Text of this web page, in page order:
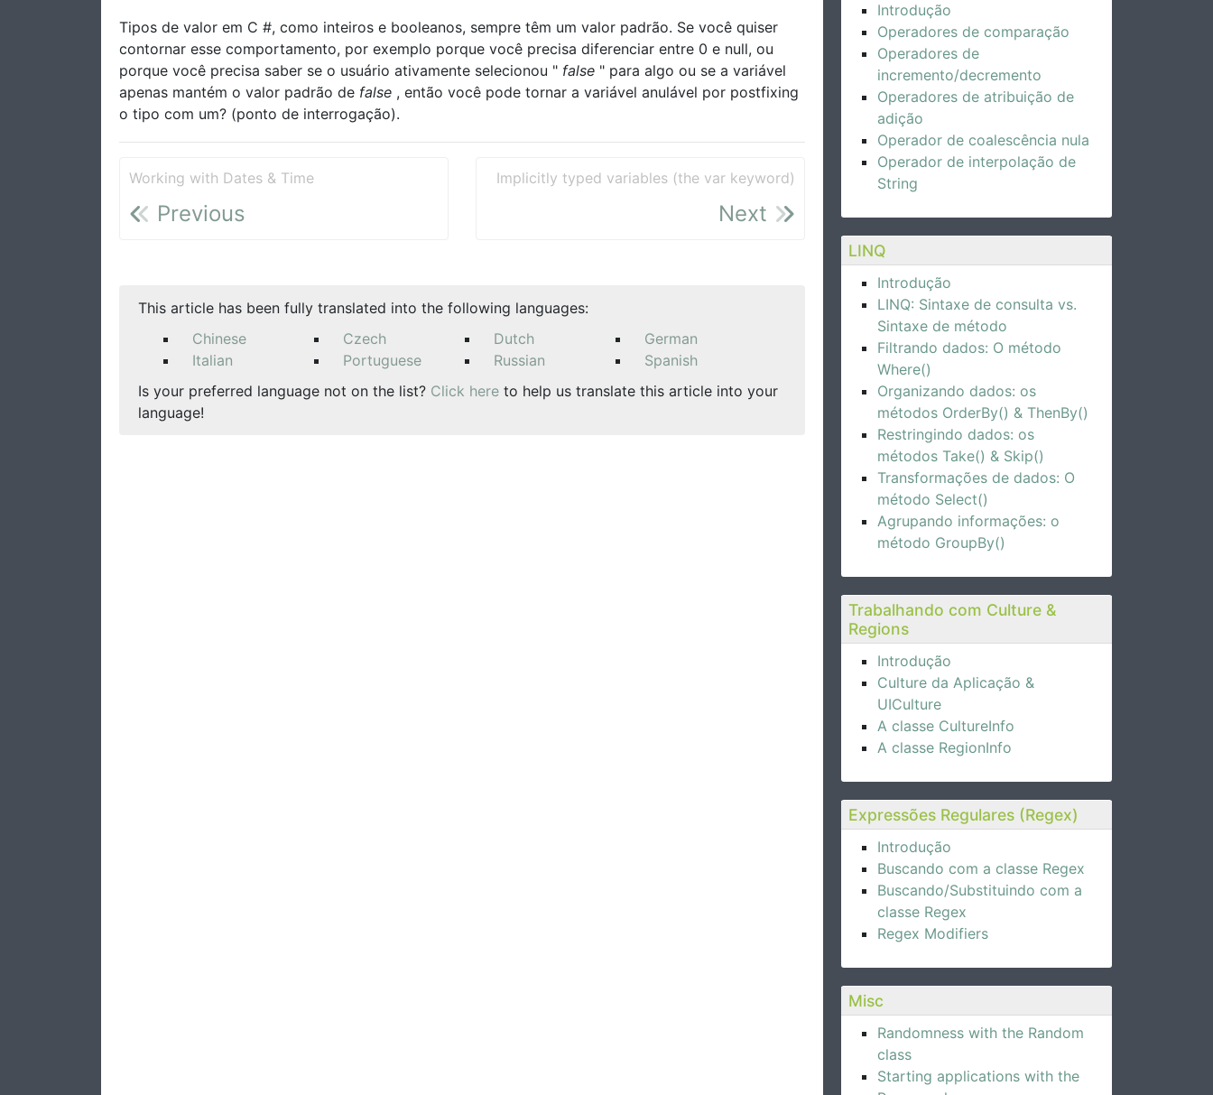
Introdução
Operadores de comparação
Operadores de
incremento/decremento
Operadores de atribuição de
adição
Operador de coalescência nula
Operador de interpolação de
String
LINQ
Introdução
LINQ: Sintaxe de consulta vs.
Sintaxe de método
Filtrando dados: O método
Where()
Organizando dados: os
métodos OrderBy() & ThenBy()
Restringindo dados: os
métodos Take() & Skip()
Transformações de dados: O
método Select()
Agrupando informações: o
método GroupBy()
Trabalhando com Culture &
Regions
Introdução
Culture da Aplicação &
UICulture
A classe CultureInfo
A classe RegionInfo
Expressões Regulares (Regex)
Introdução
Buscando com a classe Regex
Buscando/Substituindo com a
classe Regex
Regex Modifiers
Misc
Randomness with the Random
class
Starting applications with the
Tipos de valor em C #, como inteiros e booleanos, sempre têm um valor padrão. Se você quiser
contornar esse comportamento, por exemplo porque você precisa diferenciar entre 0 e null, ou
porque você precisa saber se o usuário ativamente selecionou " false " para algo ou se a variável
apenas mantém o valor padrão de false , então você pode tornar a variável anulável por postfixing
o tipo com um? (ponto de interrogação).
Working with Dates & Time
Previous
Implicitly typed variables (the var keyword)
Next
This article has been fully translated into the following languages:
Chinese
Czech Dutch
German
Italian
Portuguese Russian
Spanish
Is your preferred language not on the list? Click here to help us translate this article into your
language!